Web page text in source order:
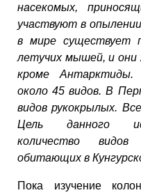
насекомых,
участвуют в
в мире существует
летучих мышей, и они
кроме Антарктиды.
около 45 видов. В
видов рукокрылых.
Цель данного
количество
обитающих в
Пока изучение